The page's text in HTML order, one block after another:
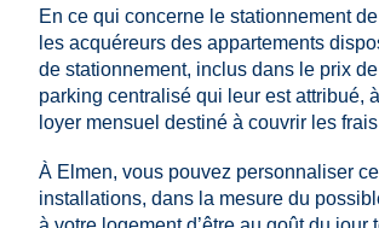
En ce qui concerne le stationnement
les acquéreurs des appartements
de stationnement, inclus dans le prix
parking centralisé qui leur est attribué,
loyer mensuel destiné à couvrir les frais
À Elmen, vous pouvez personnaliser
installations, dans la mesure du